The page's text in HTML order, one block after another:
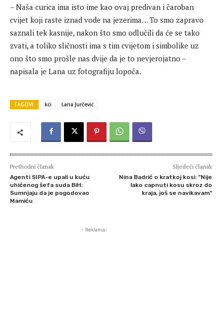
– Naša curica ima isto ime kao ovaj predivan i čaroban
cvijet koji raste iznad vode na jezerima… To smo zapravo
saznali tek kasnije, nakon što smo odlučili da će se tako
zvati, a toliko sličnosti ima s tim cvijetom i simbolike uz
ono što smo prošle nas dvije da je to nevjerojatno –
napisala je Lana uz fotografiju lopoča.
TAGOVI: kći Lana Jurčević
Prethodni članak
Agenti SIPA-e upali u kuću
uhićenog šefa suda BiH:
Sumnjaju da je pogodovao
Mamiću
Sljedeći članak
Nina Badrić o kratkoj kosi: ”Nije
lako capnuti kosu skroz do
kraja, još se navikavam”
- Reklama-